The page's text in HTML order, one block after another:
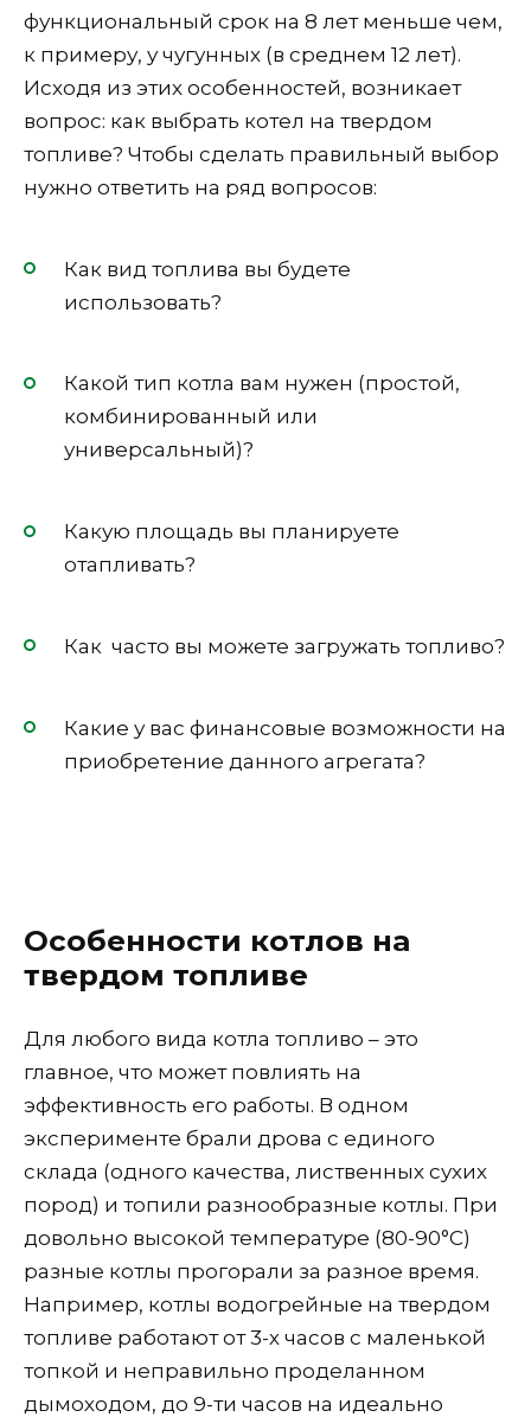
функциональный срок на 8 лет меньше чем,
к примеру, у чугунных (в среднем 12 лет).
Исходя из этих особенностей, возникает
вопрос: как выбрать котел на твердом
топливе? Чтобы сделать правильный выбор
нужно ответить на ряд вопросов:
Как вид топлива вы будете
использовать?
Какой тип котла вам нужен (простой,
комбинированный или
универсальный)?
Какую площадь вы планируете
отапливать?
Как часто вы можете загружать топливо?
Какие у вас финансовые возможности на
приобретение данного агрегата?
Особенности котлов на
твердом топливе
Для любого вида котла топливо – это
главное, что может повлиять на
эффективность его работы. В одном
эксперименте брали дрова с единого
склада (одного качества, лиственных сухих
пород) и топили разнообразные котлы. При
довольно высокой температуре (80-90°С)
разные котлы прогорали за разное время.
Например, котлы водогрейные на твердом
топливе работают от 3-х часов с маленькой
топкой и неправильно проделанном
дымоходом, до 9-ти часов на идеально